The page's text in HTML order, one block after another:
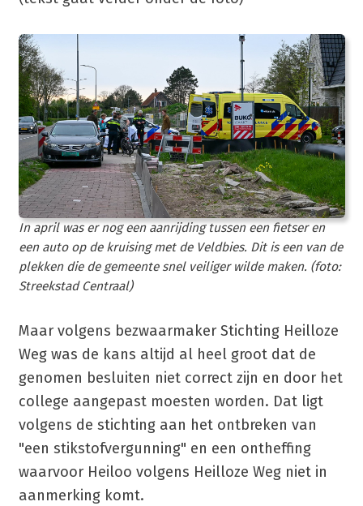
In april was er nog een aanrijding tussen een fietser en
een auto op de kruising met de Veldbies. Dit is een van de
plekken die de gemeente snel veiliger wilde maken. (foto:
Streekstad Centraal)
Maar volgens bezwaarmaker Stichting Heilloze
Weg was de kans altijd al heel groot dat de
genomen besluiten niet correct zijn en door het
college aangepast moesten worden. Dat ligt
volgens de stichting aan het ontbreken van
"een stikstofvergunning" en een ontheffing
waarvoor Heiloo volgens Heilloze Weg niet in
aanmerking komt.